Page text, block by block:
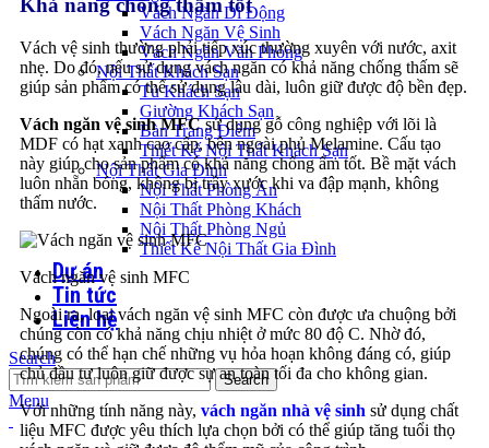
Vách Ngăn Di Động
Vách Ngăn Vệ Sinh
Vách Ngăn Văn Phòng
Nội Thất Khách Sạn
Tủ Khách Sạn
Giường Khách Sạn
Bàn Trang Điểm
Thiết Kế Nội Thất Khách Sạn
Nội Thất Gia Đình
Nội Thất Phòng Ăn
Nội Thất Phòng Khách
Nội Thất Phòng Ngủ
Thiết Kế Nội Thất Gia Đình
Dự án
Tin tức
Liên hệ
Search
Search
Menu
Khả năng chống thấm tốt
Vách vệ sinh thường phải tiếp xúc thường xuyên với nước, axit
nhẹ. Do đó, nếu sử dụng vách ngăn có khả năng chống thấm sẽ
giúp sản phẩm có thể sử dụng lâu dài, luôn giữ được độ bền đẹp.
Vách ngăn vệ sinh MFCsử dụng gỗ công nghiệp với lõi là
MDF có hạt xanh cao cấp, bên ngoài phủ Melamine. Cấu tạo
này giúp cho sản phẩm có khả năng chống ẩm tốt. Bề mặt vách
luôn nhẵn bóng, không bị trầy xước khi va đập mạnh, không
thấm nước.
Vách ngăn vệ sinh MFC
Ngoài ra, loại vách ngăn vệ sinh MFC còn được ưa chuộng bởi
chúng còn có khả năng chịu nhiệt ở mức 80 độ C. Nhờ đó,
chúng có thể hạn chế những vụ hỏa hoạn không đáng có, giúp
chủ đầu tư luôn giữ được sự an toàn tối đa cho không gian.
Với những tính năng này, vách ngăn nhà vệ sinh sử dụng chất
liệu MFC được yêu thích lựa chọn bởi có thể giúp tăng tuổi thọ